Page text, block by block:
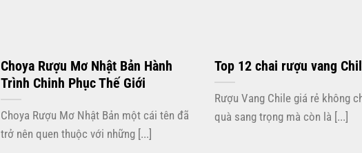
Choya Rượu Mơ Nhật Bản Hành
Trình Chinh Phục Thế Giới
Choya Rượu Mơ Nhật Bản một cái tên đã
trở nên quen thuộc với những [...]
Top 12 chai rượu vang
Rượu Vang Chile giá rẻ không
quà sang trọng mà còn là [...]